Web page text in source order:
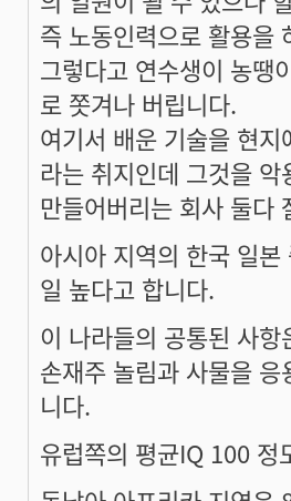
즉 노동인력으로 활용을
그렇다고 연수생이 농땡
로 쫏겨나 버립니다.
여기서 배운 기술을 현
라는 취지인데 그것을
만들어버리는 회사 둘다
아시아 지역의 한국 일
일 높다고 합니다.
이 나라들의 공통된 사
손재주 놀림과 사물을
니다.
유럽쪽의 평균IQ 100 정